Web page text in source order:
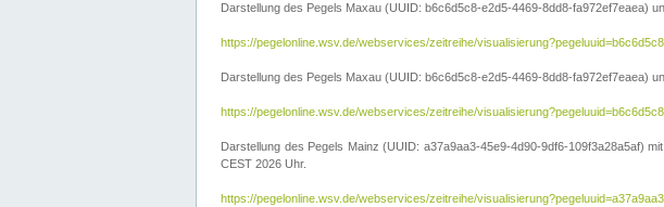
Darstellung des Pegels Maxau (UUID: b6c6d5c8-e2d5-4469-8dd8-fa972ef7eaea)
https://pegelonline.wsv.de/webservices/zeitreihe/
Darstellung des Pegels Maxau (UUID: b6c6d5c8-e2d5-4469-8dd8-fa972ef7eaea)
https://pegelonline.wsv.de/webservices/zeitreihe/
Darstellung des Pegels Mainz (UUID: a37a9aa3-45e9-4d90-9df6-109f3a28a5af)
CEST 2026 Uhr.
https://pegelonline.wsv.de/webservices/zeitreihe/